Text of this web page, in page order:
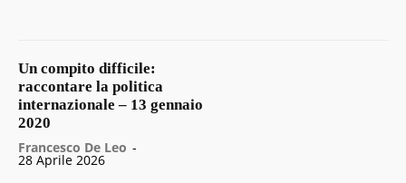
Un compito difficile:
raccontare la politica
internazionale – 13 gennaio
2020
Francesco De Leo -
28 Aprile 2026